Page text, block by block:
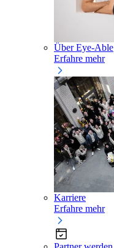
Über Eye-Able
Erfahre mehr
Karriere
Erfahre mehr